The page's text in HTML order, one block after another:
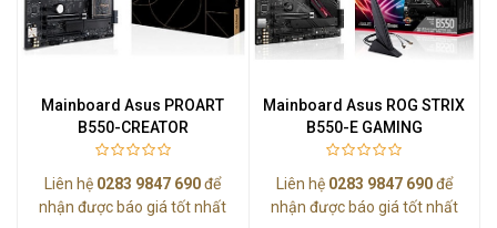
Mainboard Asus PROART
B550-CREATOR
Liên hệ 0283 9847 690để
nhận được báo giá tốt nhất
Mainboard Asus ROG STRIX
B550-E GAMING
Liên hệ 0283 9847 690để
nhận được báo giá tốt nhất